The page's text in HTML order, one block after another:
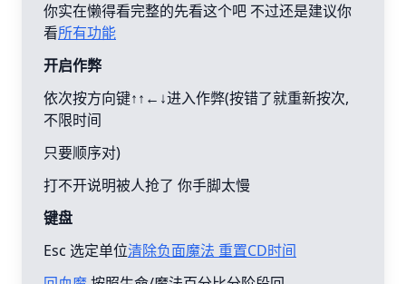
你实在懒得看完整的先看这个吧 不过还是建议你
看所有功能
开启作弊
依次按方向键↑↑←↓进入作弊(按错了就重新按次,
不限时间
只要顺序对)
打不开说明被人抢了 你手脚太慢
键盘
Esc 选定单位清除负面魔法 重置CD时间